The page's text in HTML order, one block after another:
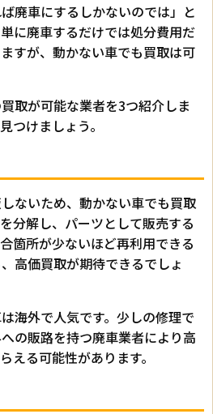
廃車にするしかないのでは」と
に廃車するだけでは処分費用だ
すが、動かない車でも買取は可
取が可能な業者を3つ紹介しま
つけましょう。
ないため、動かない車でも買取
分解し、パーツとして販売する
箇所が少ないほど再利用できる
高価買取が期待できるでしょ
海外で人気です。少しの修理で
の販路を持つ廃車業者により高
える可能性があります。